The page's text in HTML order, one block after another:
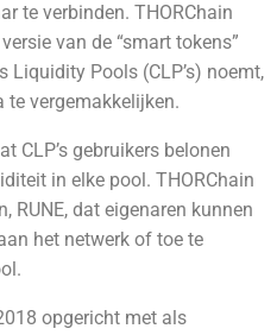
te verbinden. THORChain
van de “smart tokens”
Liquidity Pools (CLP’s) noemt,
vergemakkelijken.
CLP’s gebruikers belonen
in elke pool. THORChain
RUNE, dat eigenaren kunnen
het netwerk of toe te
opgericht met als